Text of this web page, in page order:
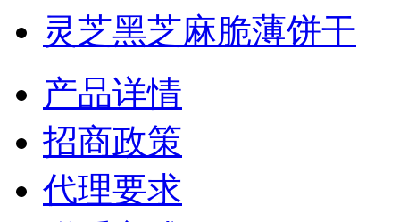
灵芝黑芝麻脆薄饼干
产品详情
招商政策
代理要求